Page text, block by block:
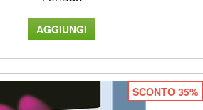
SCONTO 35%